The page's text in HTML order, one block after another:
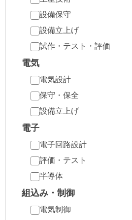
設備保守
設備立上げ
試作・テスト・評価
電気
電気設計
保守・保全
設備立上げ
電子
電子回路設計
評価・テスト
半導体
組込み・制御
電気制御